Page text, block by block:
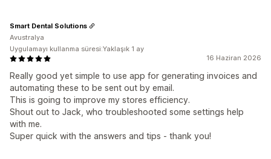
16 Haziran 2026
Really good yet simple to use app for generating invoices and
automating these to be sent out by email.
This is going to improve my stores efficiency.
Shout out to Jack, who troubleshooted some settings help
with me.
Super quick with the answers and tips - thank you!
Smart Dental Solutions
Avustralya
Uygulamayı kullanma süresi:Yaklaşık 1 ay